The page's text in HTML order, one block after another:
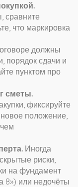
сравните
что маркировка
должны
порядок сдачи и
пунктом про
сметы.
фиксируйте
положение,
Иногда
риски,
на фундамент
8») или недочёты